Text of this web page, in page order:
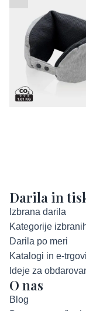
Darila in
Izbrana darila
Kategorije
Darila po meri
Katalogi in e-
Ideje za
O nas
Blog